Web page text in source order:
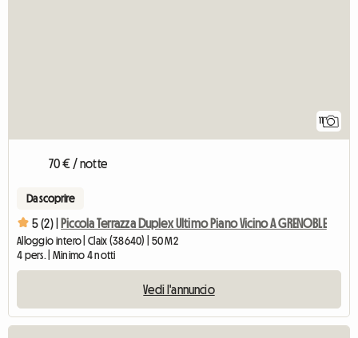
11
70 € / notte
Da scoprire
5 (2) | Piccola Terrazza Duplex Ultimo Piano Vicino A GRENOBLE
Alloggio intero | Claix (38640) | 50 M2
4 pers. | Minimo 4 notti
Vedi l'annuncio